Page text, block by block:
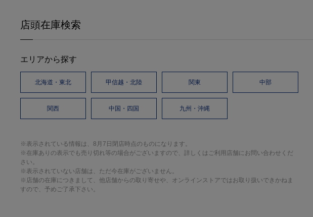
店頭在庫検索
エリアから探す
北海道・東北 甲信越・北陸 関東 中部
関西 中国・四国 九州・沖縄
※表示されている情報は、8月7日閉店時点のものになります。
※在庫ありの表示でも売り切れ等の場合がございますので、詳しくはご利用店舗にお問い合わせくだ
さい。
※表示されていない店舗は、ただ今在庫がございません。
※店舗の在庫につきまして、他店舗からの取り寄せや、オンラインストアではお取り扱いできかねま
すので、予めご了承下さい。